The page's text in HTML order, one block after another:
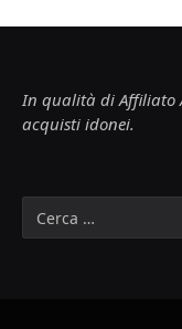
In qualità di Affiliato
acquisti idonei.